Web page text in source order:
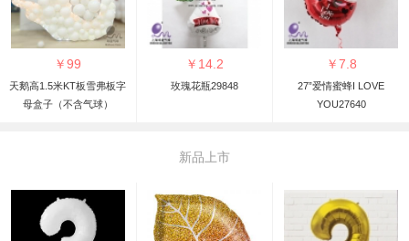
￥99
天鹅高1.5米KT板雪弗板字
母盒子（不含气球）
￥ 14.2
玫瑰花瓶29848
￥7.8
27”爱情蜜蜂I LOVE
YOU27640
新品上市